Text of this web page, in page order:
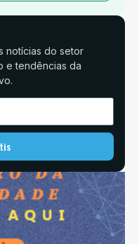
notícias do setor
e tendências da